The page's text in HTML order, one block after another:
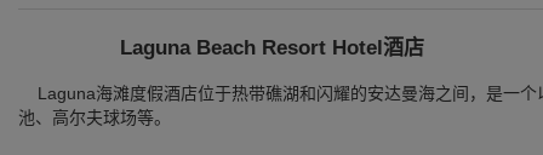
Laguna Beach Resort Hotel酒店
Laguna海滩度假酒店位于热带礁湖和闪耀的安达曼海之间，是一
池、高尔夫球场等。